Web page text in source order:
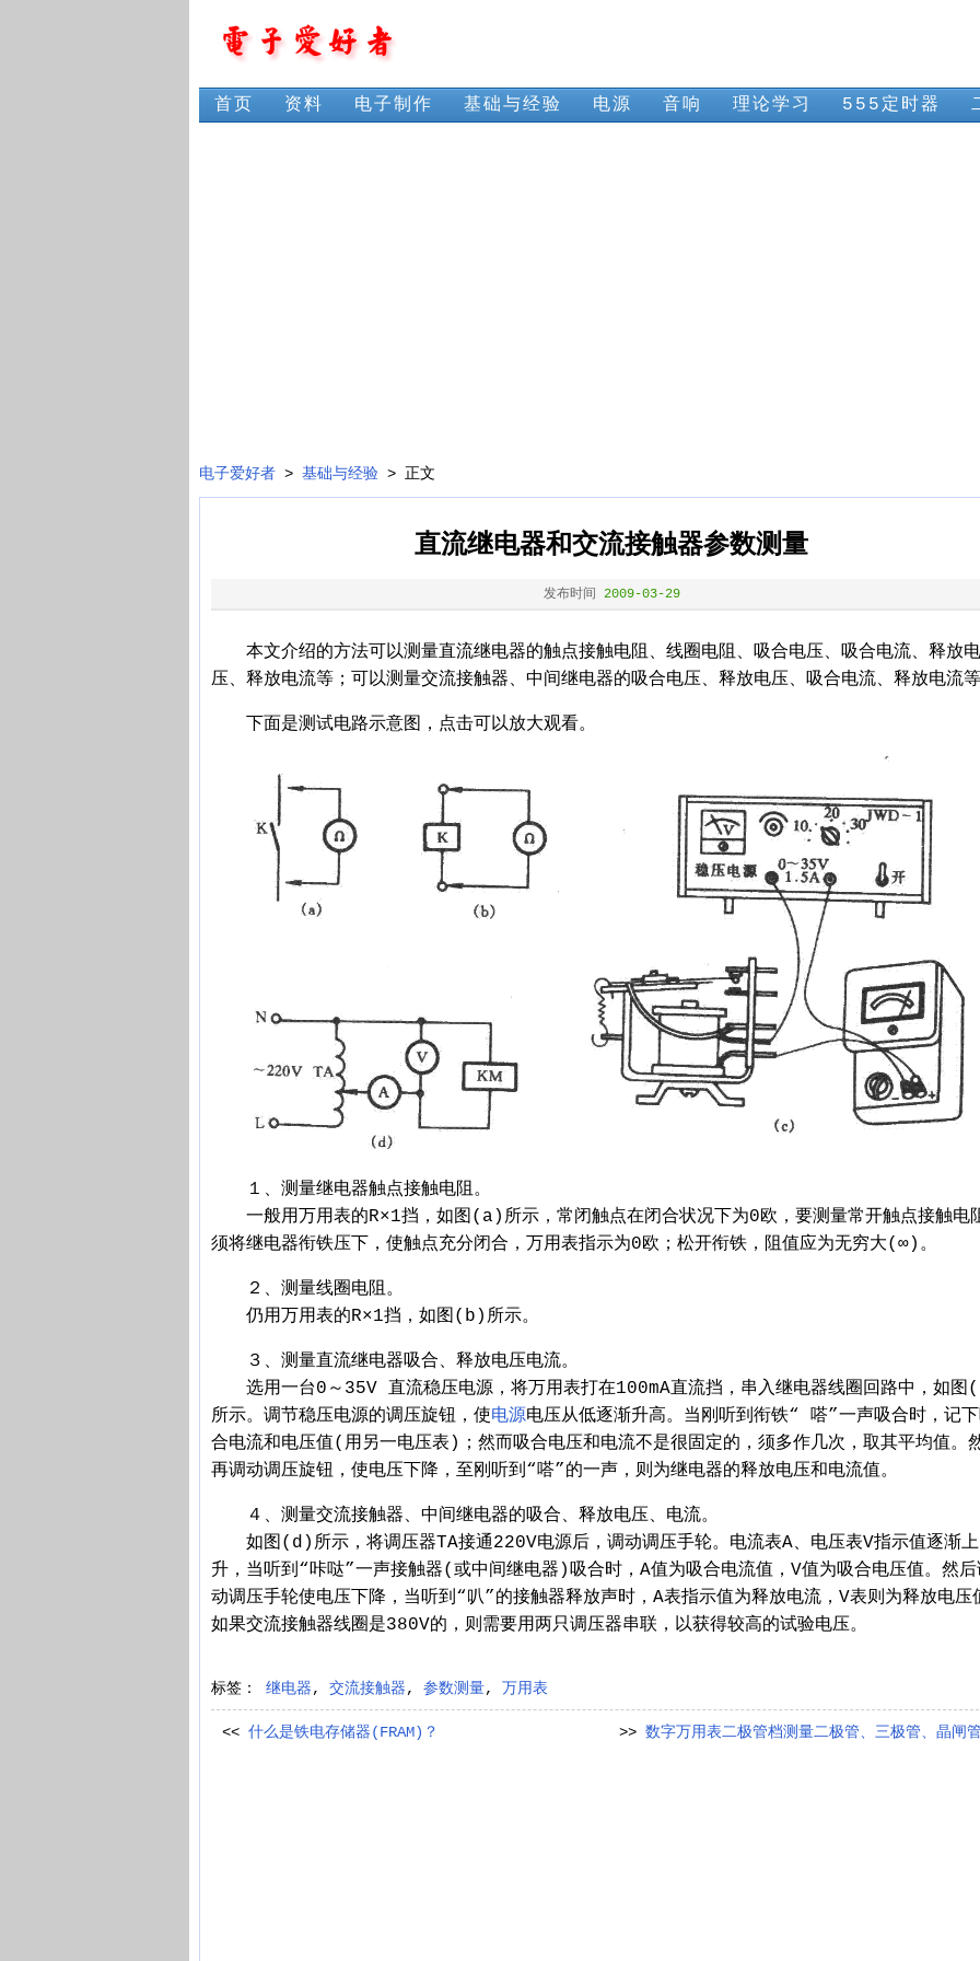
首页 资料 电子制作 基础与经验 电源 音响 理论学习 555定时器
电子爱好者 >基础与经验 > 正文
直流继电器和交流接触器参数测量
发布时间 2009-03-29
本文介绍的方法可以测量直流继电器的触点接触电阻、线圈电阻、吸合电压、吸合电流、释放电
压、释放电流等；可以测量交流接触器、中间继电器的吸合电压、释放电压、吸合电流、释放电流等
下面是测试电路示意图，点击可以放大观看。
１、测量继电器触点接触电阻。
一般用万用表的R×1挡，如图(a)所示，常闭触点在闭合状况下为0欧，要测量常开触点接触电
须将继电器衔铁压下，使触点充分闭合，万用表指示为0欧；松开衔铁，阻值应为无穷大(∞)。
２、测量线圈电阻。
仍用万用表的R×1挡，如图(b)所示。
３、测量直流继电器吸合、释放电压电流。
选用一台0～35V 直流稳压电源，将万用表打在100mA直流挡，串入继电器线圈回路中，如图
所示。调节稳压电源的调压旋钮，使电源电压从低逐渐升高。当刚听到衔铁“ 嗒”一声吸合时，记
合电流和电压值(用另一电压表)；然而吸合电压和电流不是很固定的，须多作几次，取其平均值。
再调动调压旋钮，使电压下降，至刚听到“嗒”的一声，则为继电器的释放电压和电流值。
４、测量交流接触器、中间继电器的吸合、释放电压、电流。
如图(d)所示，将调压器TA接通220V电源后，调动调压手轮。电流表A、电压表V指示值逐渐上
升，当听到“咔哒”一声接触器(或中间继电器)吸合时，A值为吸合电流值，V值为吸合电压值。然后
动调压手轮使电压下降，当听到“叭”的接触器释放声时，A表指示值为释放电流，V表则为释放电压
如果交流接触器线圈是380V的，则需要用两只调压器串联，以获得较高的试验电压。
标签：继电器,交流接触器,参数测量,万用表
<<什么是铁电存储器(FRAM)？ >>数字万用表二极管档测量二极管、三极管、晶闸管、光